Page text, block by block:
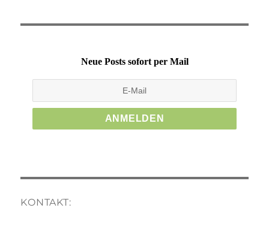
Neue Posts sofort per Mail
KONTAKT: